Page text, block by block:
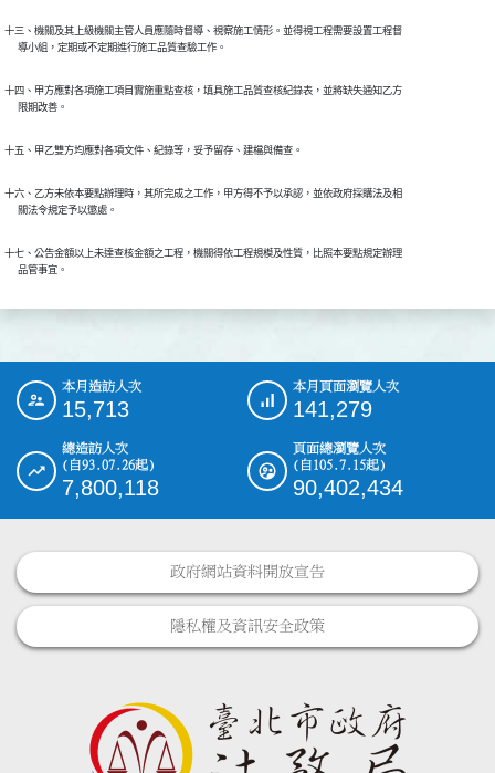
十三、機關及其上級機關主管人員應隨時督導、視察施工情形。並得視工程需要設置工程督
      導小組，定期或不定期進行施工品質查驗工作。
十四、甲方應對各項施工項目實施重點查核，填具施工品質查核紀錄表，並將缺失通知乙方
      限期改善。
十五、甲乙雙方均應對各項文件、紀錄等，妥予留存、建檔與備查。
十六、乙方未依本要點辦理時，其所完成之工作，甲方得不予以承認，並依政府採購法及相
      關法令規定予以懲處。
十七、公告金額以上未達查核金額之工程，機關得依工程規模及性質，比照本要點規定辦理
      品管事宜。
::: 本月造訪人次
15,713
本月頁面瀏覽人次
141,279
總造訪人次
(自93.07.26起)
7,800,118
頁面總瀏覽人次
(自105.7.15起)
90,402,434
政府網站資料開放宣告
隱私權及資訊安全政策